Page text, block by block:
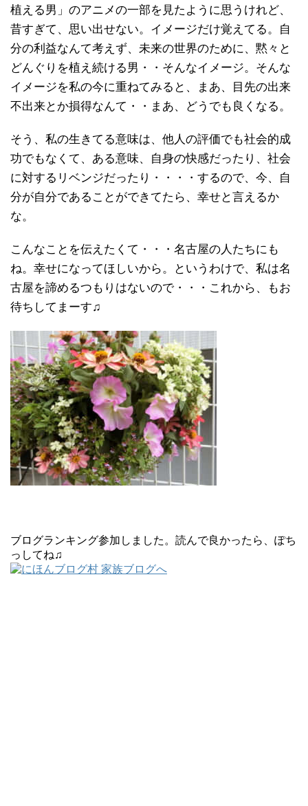
植える男」のアニメの一部を見たように思うけれど、
昔すぎて、思い出せない。イメージだけ覚えてる。自
分の利益なんて考えず、未来の世界のために、黙々と
どんぐりを植え続ける男・・そんなイメージ。そんな
イメージを私の今に重ねてみると、まあ、目先の出来
不出来とか損得なんて・・まあ、どうでも良くなる。
そう、私の生きてる意味は、他人の評価でも社会的成
功でもなくて、ある意味、自身の快感だったり、社会
に対するリベンジだったり・・・・するので、今、自
分が自分であることができてたら、幸せと言えるか
な。
こんなことを伝えたくて・・・名古屋の人たちにも
ね。幸せになってほしいから。というわけで、私は名
古屋を諦めるつもりはないので・・・これから、もお
待ちしてまーす♫
ブログランキング参加しました。読んで良かったら、ぽち
っしてね♫